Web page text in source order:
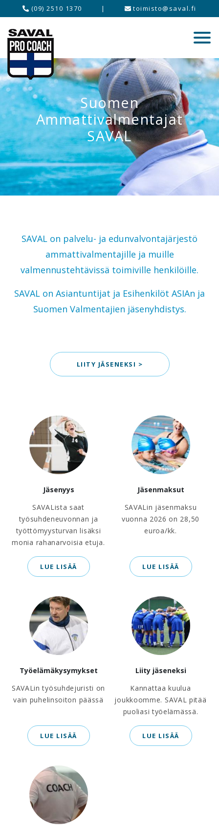
(09) 2510 1370 | toimisto@saval.fi
Suomen
Ammattivalmentajat
SAVAL
SAVAL on palvelu- ja edunvalvontajärjestö
ammattivalmentajille ja muille
valmennustehtävissä toimiville henkilöille.
SAVAL on Asiantuntijat ja Esihenkilöt ASIAn ja
Suomen Valmentajien jäsenyhdistys.
LIITY JÄSENEKSI >
Jäsenyys
SAVALista saat
työsuhdeneuvonnan ja
työttömyysturvan lisäksi
monia rahanarvoisia etuja.
LUE LISÄÄ
Jäsenmaksut
SAVALin jäsenmaksu
vuonna 2026 on 28,50
euroa/kk.
LUE LISÄÄ
Työelämäkysymykset
SAVALin työsuhdejuristi on
vain puhelinsoiton päässä
LUE LISÄÄ
Liity jäseneksi
Kannattaa kuulua
joukkoomme. SAVAL pitää
puoliasi työelämässä.
LUE LISÄÄ